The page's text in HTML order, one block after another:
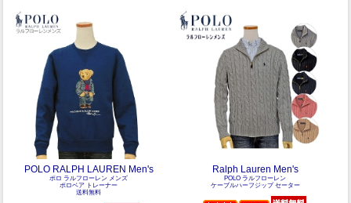
POLO RALPH LAUREN Men's
ポロ ラルフローレン メンズ
ポロベア トレーナー
送料無料
Ralph Lauren Men's
POLO ラルフローレン
ケーブルハーフジップ セーター